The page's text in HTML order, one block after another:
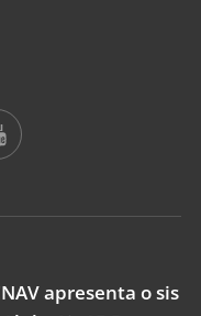
apresenta o sis